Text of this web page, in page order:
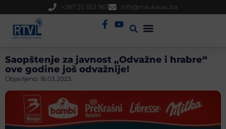
+387 35 553 967 info@rtvlukavac.ba
Saopštenje za javnost „Odvažne i hrabre“
ove godine još odvažnije!
Objavljeno: 16.03.2023.